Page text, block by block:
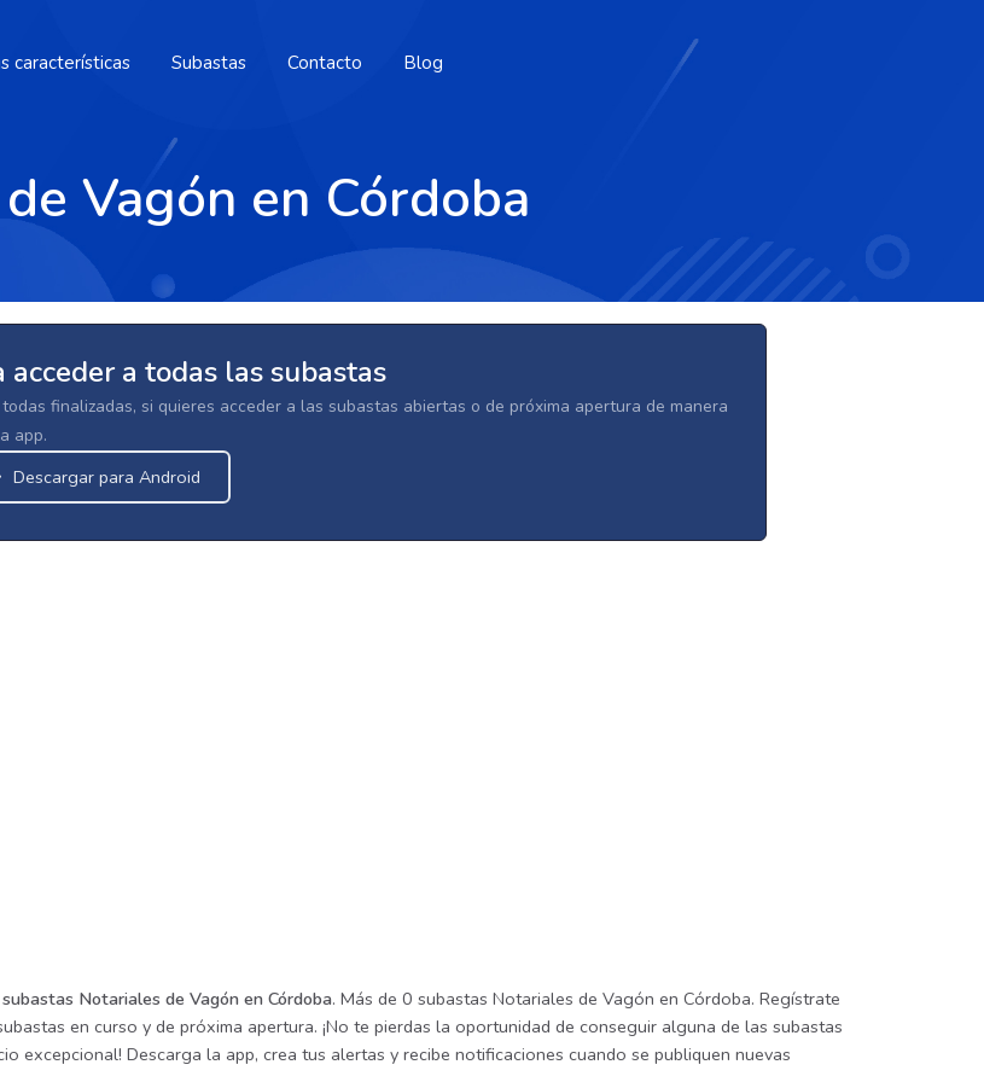
características Subastas Contacto Blog
Vagón en Córdoba
a todas las subastas
finalizadas, si quieres acceder a las subastas abiertas o de próxima apertura de manera
app.
Descargar para Android
subastas Notariales de Vagón en Córdoba. Más de 0 subastas Notariales de Vagón en Córdoba. Regístrate
en curso y de próxima apertura. ¡No te pierdas la oportunidad de conseguir alguna de las subastas
excepcional! Descarga la app, crea tus alertas y recibe notificaciones cuando se publiquen nuevas